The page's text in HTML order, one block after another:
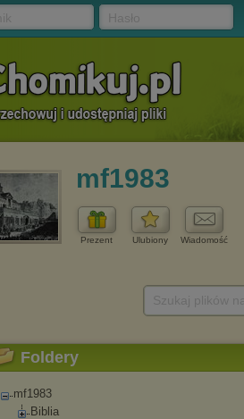
mf1983
Prezent Ulubiony Wiadomość
Foldery
mf1983
Biblia